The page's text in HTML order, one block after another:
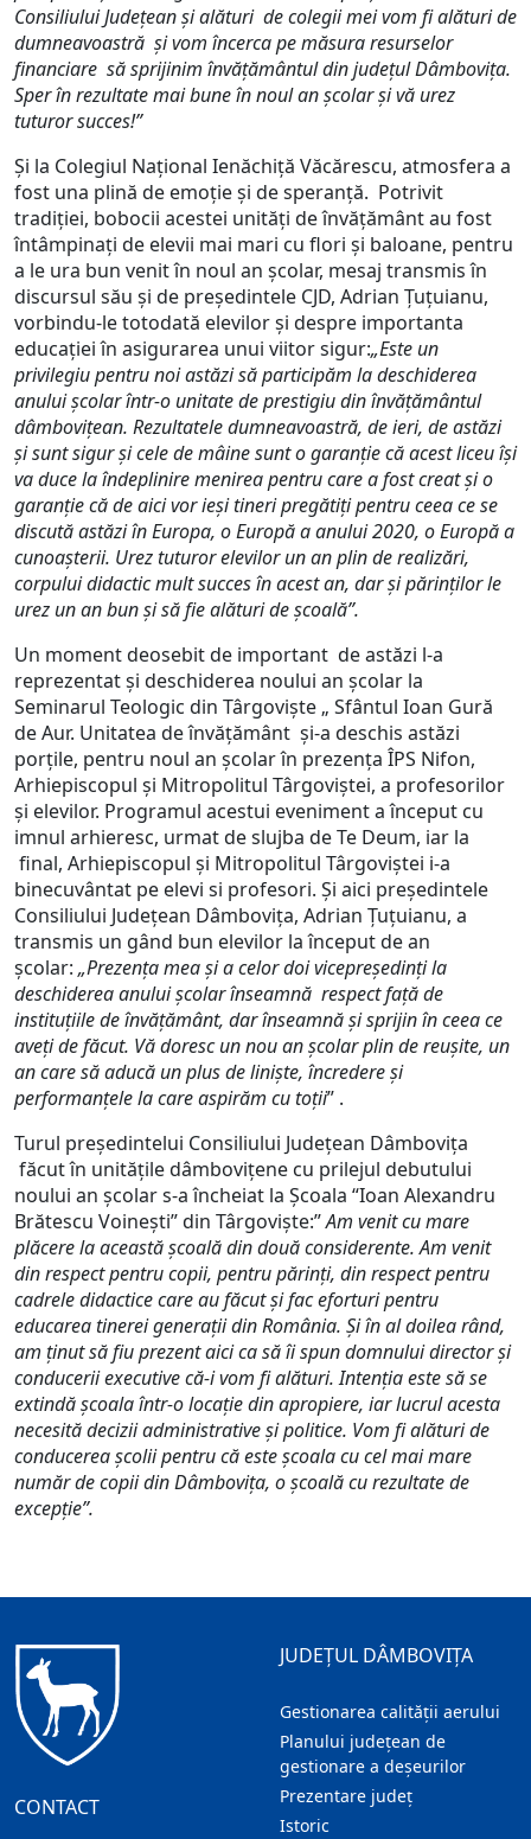
Consiliului Judeţean şi alături de colegii mei vom fi alături de
dumneavoastră şi vom încerca pe măsura resurselor
financiare să sprijinim învăţământul din judeţul Dâmboviţa.
Sper în rezultate mai bune în noul an şcolar şi vă urez
tuturor succes!”
Şi la Colegiul Naţional Ienăchiţă Văcărescu, atmosfera a
fost una plină de emoţie şi de speranţă. Potrivit
tradiţiei, bobocii acestei unităţi de învăţământ au fost
întâmpinaţi de elevii mai mari cu flori şi baloane, pentru
a le ura bun venit în noul an şcolar, mesaj transmis în
discursul său şi de preşedintele CJD, Adrian Ţuţuianu,
vorbindu-le totodată elevilor şi despre importanta
educaţiei în asigurarea unui viitor sigur:„Este un
privilegiu pentru noi astăzi să participăm la deschiderea
anului şcolar într-o unitate de prestigiu din învăţământul
dâmboviţean. Rezultatele dumneavoastră, de ieri, de astăzi
şi sunt sigur şi cele de mâine sunt o garanţie că acest liceu îşi
va duce la îndeplinire menirea pentru care a fost creat şi o
garanţie că de aici vor ieşi tineri pregătiţi pentru ceea ce se
discută astăzi în Europa, o Europă a anului 2020, o Europă a
cunoaşterii. Urez tuturor elevilor un an plin de realizări,
corpului didactic mult succes în acest an, dar şi părinţilor le
urez un an bun și să fie alături de şcoală”.
Un moment deosebit de important de astăzi l-a
reprezentat şi deschiderea noului an şcolar la
Seminarul Teologic din Târgovişte „ Sfântul Ioan Gură
de Aur. Unitatea de învăţământ şi-a deschis astăzi
porţile, pentru noul an şcolar în prezenţa ÎPS Nifon,
Arhiepiscopul şi Mitropolitul Târgoviştei, a profesorilor
şi elevilor. Programul acestui eveniment a început cu
imnul arhieresc, urmat de slujba de Te Deum, iar la
final, Arhiepiscopul şi Mitropolitul Târgoviştei i-a
binecuvântat pe elevi si profesori. Şi aici preşedintele
Consiliului Judeţean Dâmboviţa, Adrian Ţuţuianu, a
transmis un gând bun elevilor la început de an
şcolar: „Prezenţa mea şi a celor doi vicepreşedinţi la
deschiderea anului şcolar înseamnă respect faţă de
instituţiile de învăţământ, dar înseamnă şi sprijin în ceea ce
aveţi de făcut. Vă doresc un nou an şcolar plin de reuşite, un
an care să aducă un plus de linişte, încredere şi
performanţele la care aspirăm cu toţii” .
Turul preşedintelui Consiliului Judeţean Dâmboviţa
făcut în unităţile dâmboviţene cu prilejul debutului
noului an şcolar s-a încheiat la Şcoala “Ioan Alexandru
Brătescu Voineşti” din Târgovişte:”Am venit cu mare
plăcere la această şcoală din două considerente. Am venit
din respect pentru copii, pentru părinţi, din respect pentru
cadrele didactice care au făcut şi fac eforturi pentru
educarea tinerei generaţii din România. Şi în al doilea rând,
am ţinut să fiu prezent aici ca să îi spun domnului director şi
conducerii executive că-i vom fi alături. Intenţia este să se
extindă şcoala într-o locaţie din apropiere, iar lucrul acesta
necesită decizii administrative şi politice. Vom fi alături de
conducerea şcolii pentru că este şcoala cu cel mai mare
număr de copii din Dâmboviţa, o şcoală cu rezultate de
excepţie”.
CONTACT
JUDEȚUL DÂMBOVIȚA
Gestionarea calității aerului
Planului județean de
gestionare a deșeurilor
Prezentare judeţ
Istoric